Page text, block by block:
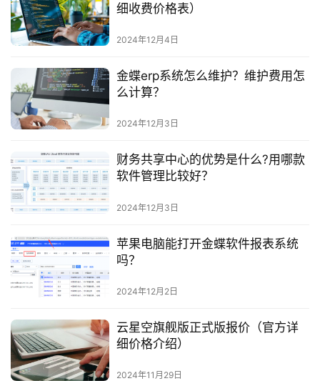
细收费价格表）
2024年12月4日
金蝶erp系统怎么维护？维护费用怎
么计算？
2024年12月3日
财务共享中心的优势是什么?用哪款
软件管理比较好？
2024年12月3日
苹果电脑能打开金蝶软件报表系统
吗？
2024年12月2日
云星空旗舰版正式版报价（官方详
细价格介绍）
2024年11月29日